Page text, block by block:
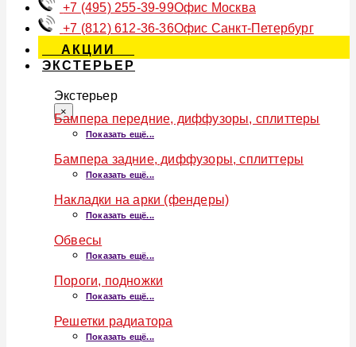
+7 (495) 255-39-99Офис Москва
+7 (812) 612-36-36Офис Санкт-Петербург
АКЦИИ
ЭКСТЕРЬЕР
Экстерьер
×
Бампера передние, диффузоры, сплиттеры
Показать ещё...
Бампера задние, диффузоры, сплиттеры
Показать ещё...
Накладки на арки (фендеры)
Показать ещё...
Обвесы
Показать ещё...
Пороги, подножки
Показать ещё...
Решетки радиатора
Показать ещё...